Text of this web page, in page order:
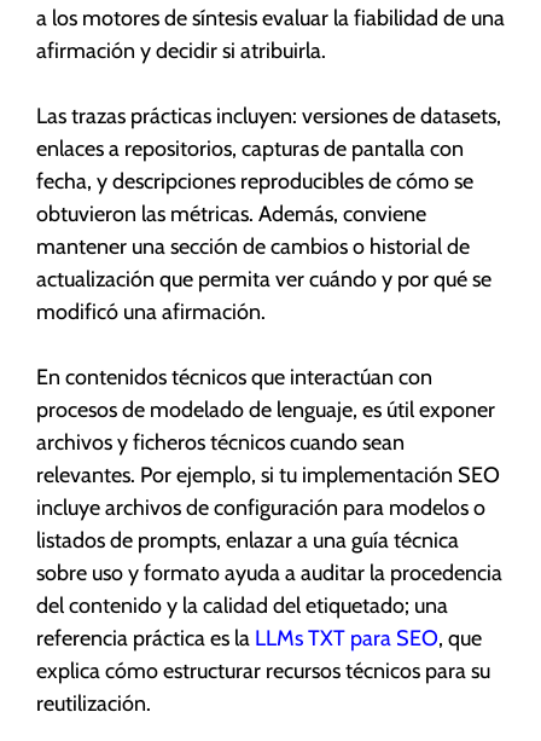
a los motores de síntesis evaluar la fiabilidad de una
afirmación y decidir si atribuirla.
Las trazas prácticas incluyen: versiones de datasets,
enlaces a repositorios, capturas de pantalla con
fecha, y descripciones reproducibles de cómo se
obtuvieron las métricas. Además, conviene
mantener una sección de cambios o historial de
actualización que permita ver cuándo y por qué se
modificó una afirmación.
En contenidos técnicos que interactúan con
procesos de modelado de lenguaje, es útil exponer
archivos y ficheros técnicos cuando sean
relevantes. Por ejemplo, si tu implementación SEO
incluye archivos de configuración para modelos o
listados de prompts, enlazar a una guía técnica
sobre uso y formato ayuda a auditar la procedencia
del contenido y la calidad del etiquetado; una
referencia práctica es la LLMs TXT para SEO, que
explica cómo estructurar recursos técnicos para su
reutilización.